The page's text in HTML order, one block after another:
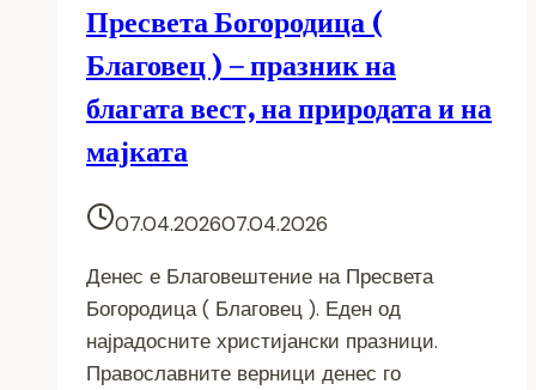
Пресвета Богородица (
Благовец ) – празник на
благата вест, на природата и на
мајката
07.04.202607.04.2026
Денес е Благовештение на Пресвета
Богородица ( Благовец ). Еден од
најрадосните христијански празници.
Православните верници денес го